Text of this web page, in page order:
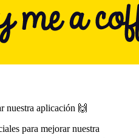
nuestra aplicación 🙌
para mejorar nuestra